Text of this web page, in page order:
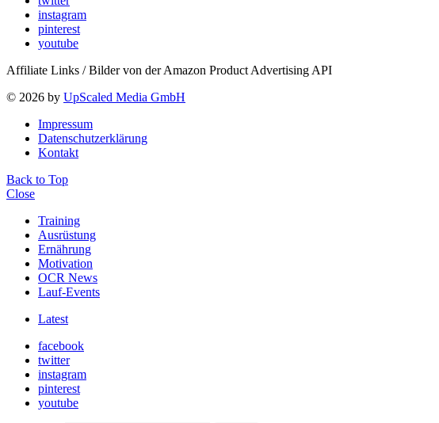
instagram
pinterest
youtube
Affiliate Links / Bilder von der Amazon Product Advertising API
© 2026 by UpScaled Media GmbH
Impressum
Datenschutzerklärung
Kontakt
Back to Top
Close
Training
Ausrüstung
Ernährung
Motivation
OCR News
Lauf-Events
Latest
facebook
twitter
instagram
pinterest
youtube